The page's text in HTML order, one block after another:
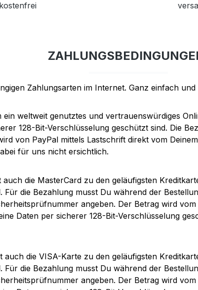
Zahlungsarten im Internet. Ganz einfach
ein weltweit genutztes und vertrauenswürdiges
128-Bit-Verschlüsselung geschützt sind. Die
von PayPal mittels Lastschrift direkt vom
für uns nicht ersichtlich.
die MasterCard zu den geläufigsten
Für die Bezahlung musst Du während der
angeben. Der Betrag wird
Daten per sicherer 128-Bit-Verschlüsselung
die VISA-Karte zu den geläufigsten
Für die Bezahlung musst Du während der
angeben. Der Betrag wird